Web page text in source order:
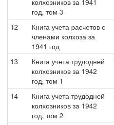
колхозников за 1941
год, том 3
12
Книга учета расчетов с
членами колхоза за
1941 год
13
Книга учета трудодней
колхозников за 1942
год, том 1
14
Книга учета трудодней
колхозников за 1942
год, том 2